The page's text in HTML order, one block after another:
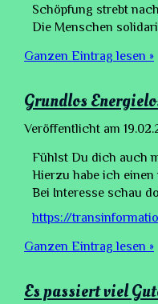
Schöpfung strebt
Die Menschen
Ganzen Eintrag lesen »
Grundlos
Veröffentlicht am
Fühlst Du dich auch
Hierzu habe ich
Bei Interesse schau
https://
Ganzen Eintrag lesen »
Es passiert viel